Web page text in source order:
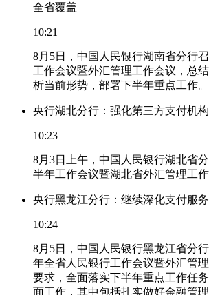
全省覆盖
10:21
8月5日，中国人民银行湖南省分行
工作会议暨外汇管理工作会议，总
析当前形势，部署下半年重点工作。
央行湖北分行：强化第三方支付机
10:23
8月3日上午，中国人民银行湖北省
半年工作会议暨湖北省外汇管理工作
央行黑龙江分行：继续深化支付服
10:24
8月5日，中国人民银行黑龙江省分
年全省人民银行工作会议暨外汇管
要求，全面落实下半年重点工作任
面工作，其中包括扎实做好金融管理